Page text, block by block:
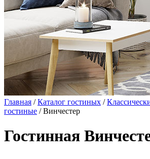
Главная /Каталог гостиных /
гостиные / Винчестер
Гостинная